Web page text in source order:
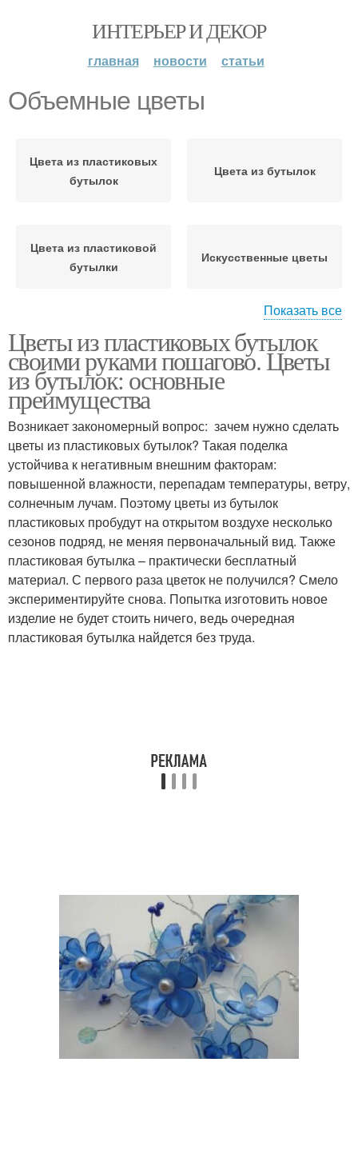
ИНТЕРЬЕР И ДЕКОР
главная новости статьи
Объемные цветы
Цвета из пластиковых
бутылок
Цвета из бутылок
Цвета из пластиковой
бутылки
Искусственные цветы
Вьющиеся цветы Большие цветы
Ростовые цветы
Показать все
Цветы из пластиковых бутылок
своими руками пошагово. Цветы
из бутылок: основные
преимущества
Возникает закономерный вопрос: зачем нужно сделать
цветы из пластиковых бутылок? Такая поделка
устойчива к негативным внешним факторам:
повышенной влажности, перепадам температуры, ветру,
солнечным лучам. Поэтому цветы из бутылок
пластиковых пробудут на открытом воздухе несколько
сезонов подряд, не меняя первоначальный вид. Также
пластиковая бутылка – практически бесплатный
материал. С первого раза цветок не получился? Смело
экспериментируйте снова. Попытка изготовить новое
изделие не будет стоить ничего, ведь очередная
пластиковая бутылка найдется без труда.